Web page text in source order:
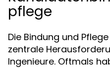
pflege
Die Bindung und
zentrale
Ingenieure. Oftmals